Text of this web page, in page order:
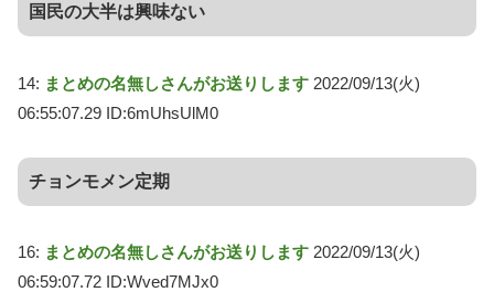
国民の大半は興味ない
14: まとめの名無しさんがお送りします 2022/09/13(火)
06:55:07.29 ID:6mUhsUlM0
チョンモメン定期
16: まとめの名無しさんがお送りします 2022/09/13(火)
06:59:07.72 ID:Wved7MJx0